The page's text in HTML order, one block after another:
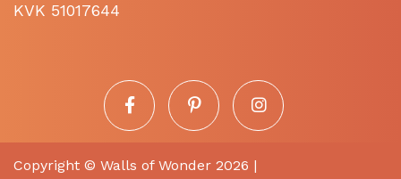
KVK 51017644
Copyright © Walls of Wonder 2026 |